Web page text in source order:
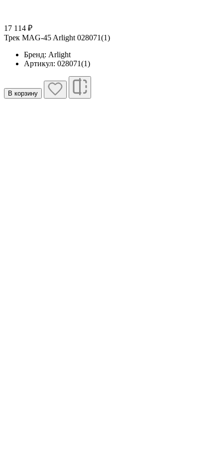
17 114 ₽
Трек MAG-45 Arlight 028071(1)
Бренд: Arlight
Артикул: 028071(1)
В корзину